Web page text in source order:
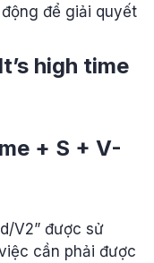
để giải quyết
high time
+ S + V-
V2” được sử
cần phải được